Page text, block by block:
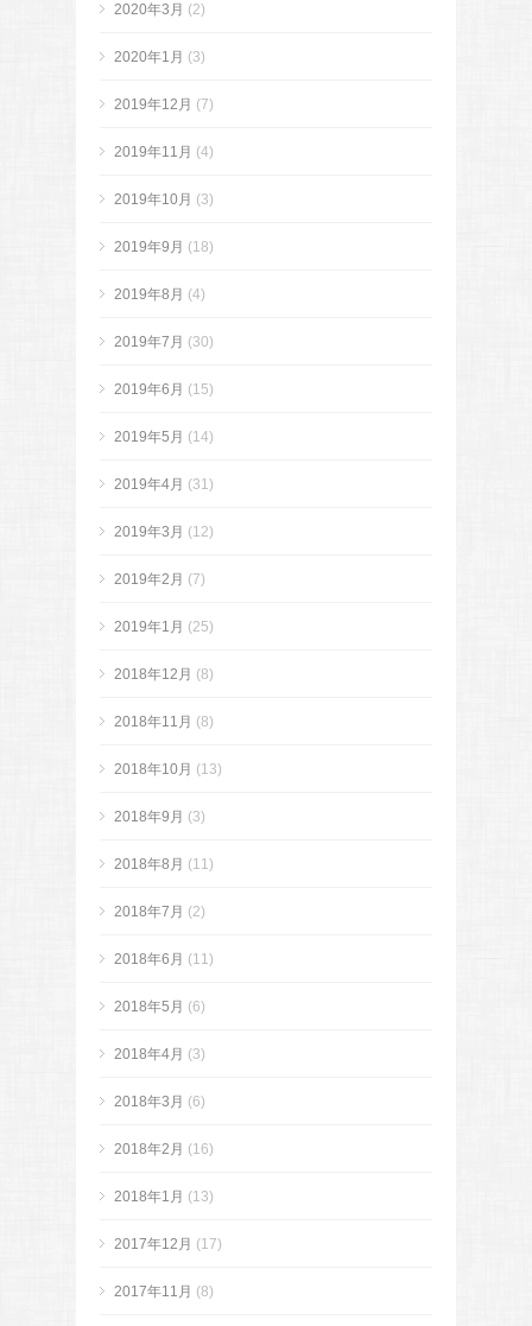
2020年3月 (2)
2020年1月 (3)
2019年12月 (7)
2019年11月 (4)
2019年10月 (3)
2019年9月 (18)
2019年8月 (4)
2019年7月 (30)
2019年6月 (15)
2019年5月 (14)
2019年4月 (31)
2019年3月 (12)
2019年2月 (7)
2019年1月 (25)
2018年12月 (8)
2018年11月 (8)
2018年10月 (13)
2018年9月 (3)
2018年8月 (11)
2018年7月 (2)
2018年6月 (11)
2018年5月 (6)
2018年4月 (3)
2018年3月 (6)
2018年2月 (16)
2018年1月 (13)
2017年12月 (17)
2017年11月 (8)